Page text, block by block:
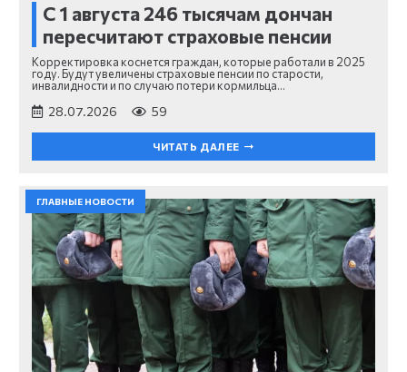
С 1 августа 246 тысячам дончан
пересчитают страховые пенсии
Корректировка коснется граждан, которые работали в 2025
году. Будут увеличены страховые пенсии по старости,
инвалидности и по случаю потери кормильца…
28.07.2026 59
ЧИТАТЬ ДАЛЕЕ
ГЛАВНЫЕ НОВОСТИ